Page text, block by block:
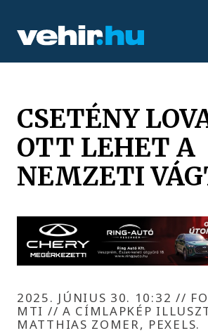
CSETÉNY
OTT LEHET A
NEMZETI
2025. JÚNIUS 30. 10:32 //
MTI // A CÍMLAPKÉP
MATTHIAS ZOMER, PEXELS.